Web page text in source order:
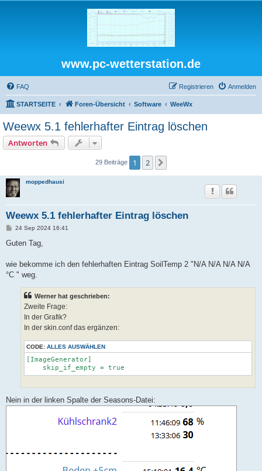
www.pc-wetterstation.de
FAQ Anmelden
Registrieren
STARTSEITE Foren-Übersicht Software WeeWx
Weewx 5.1 fehlerhafter Eintrag löschen
Antworten
29 Beiträge 1 2
moppedhausi
Weewx 5.1 fehlerhafter Eintrag löschen
B
i
a
24 Sep 2024 16:41
Guten Tag,
wie bekomme ich den fehlerhaften Eintrag SoilTemp 2 "N/A N/A N/A N/A
°C " weg.
Werner hat geschrieben:
Zweite Frage:
In der Grafik?
In der skin.conf das ergänzen:
CODE: ALLES AUSWÄHLEN
[ImageGenerator]
    skip_if_empty = true
Nein in der linken Spalte der Seasons-Datei: